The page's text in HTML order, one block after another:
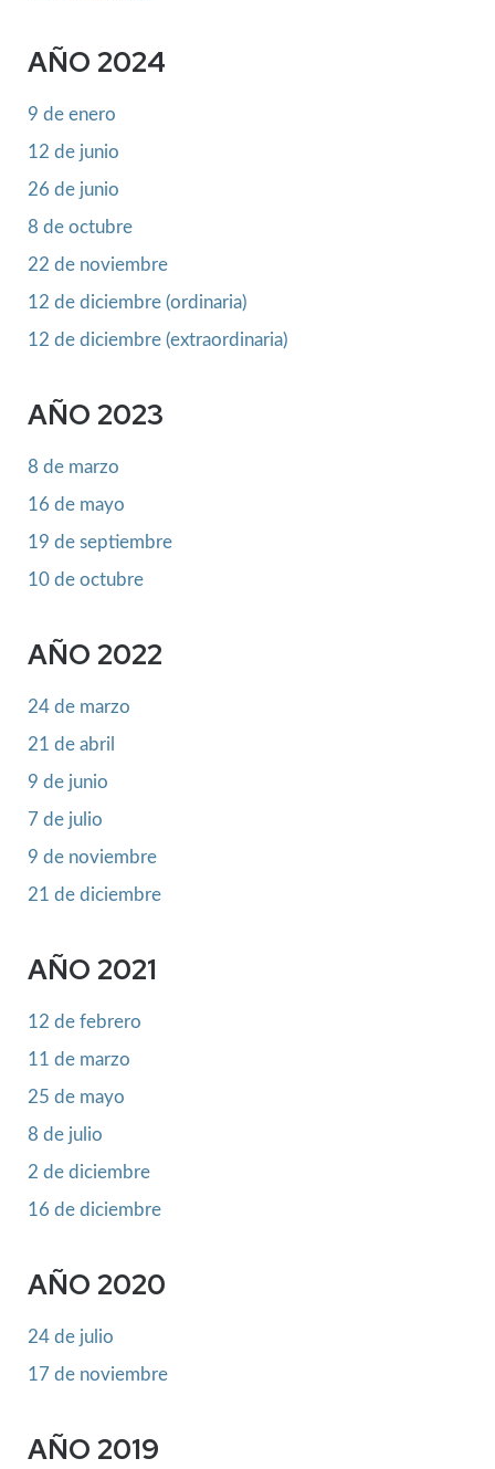
AÑO 2024
9 de enero
12 de junio
26 de junio
8 de octubre
22 de noviembre
12 de diciembre (ordinaria)
12 de diciembre (extraordinaria)
AÑO 2023
8 de marzo
16 de mayo
19 de septiembre
10 de octubre
AÑO 2022
24 de marzo
21 de abril
9 de junio
7 de julio
9 de noviembre
21 de diciembre
AÑO 2021
12 de febrero
11 de marzo
25 de mayo
8 de julio
2 de diciembre
16 de diciembre
AÑO 2020
24 de julio
17 de noviembre
AÑO 2019